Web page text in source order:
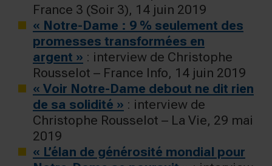
France 3 (Soir 3), 14 juin 2019
« Notre-Dame : 9 % seulement des
promesses transformées en
argent » : interview de Christophe
Rousselot – France Info, 14 juin 2019
« Voir Notre-Dame debout ne dit rien
de sa solidité » : interview de
Christophe Rousselot – La Vie, 29 mai
2019
« L’élan de générosité mondial pour